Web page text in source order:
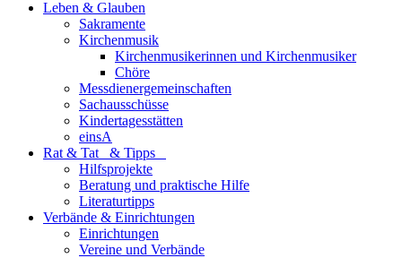
Leben & Glauben
Sakramente
Kirchenmusik
Kirchenmusikerinnen und Kirchenmusiker
Chöre
Messdienergemeinschaften
Sachausschüsse
Kindertagesstätten
einsA
Rat & Tat & Tipps
Hilfsprojekte
Beratung und praktische Hilfe
Literaturtipps
Verbände & Einrichtungen
Einrichtungen
Vereine und Verbände